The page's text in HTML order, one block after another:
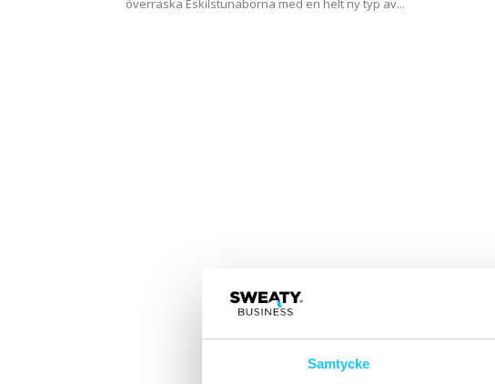
Samtycke
överraska Eskilstunaborna med en helt ny typ av...